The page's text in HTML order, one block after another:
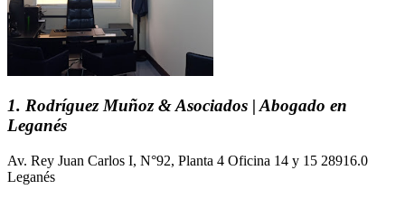
1. Rodríguez Muñoz & Asociados | Abogado en
Leganés
Av. Rey Juan Carlos I, N°92, Planta 4 Oficina 14 y 15 28916.0
Leganés